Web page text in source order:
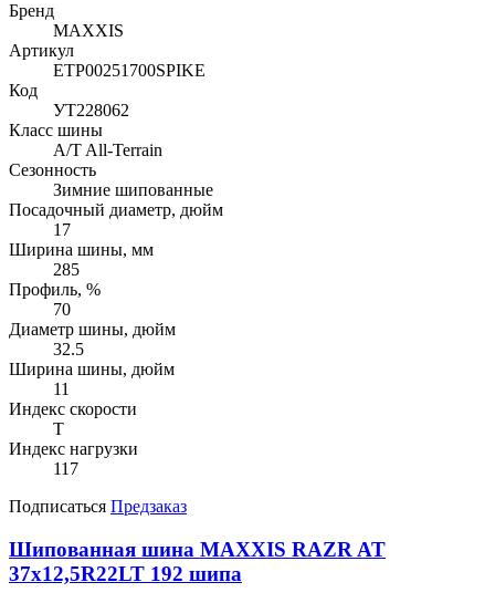
Бренд
MAXXIS
Артикул
ETP00251700SPIKE
Код
УТ228062
Класс шины
A/T All-Terrain
Сезонность
Зимние шипованные
Посадочный диаметр, дюйм
17
Ширина шины, мм
285
Профиль, %
70
Диаметр шины, дюйм
32.5
Ширина шины, дюйм
11
Индекс скорости
T
Индекс нагрузки
117
Подписаться Предзаказ
Шипованная шина MAXXIS RAZR AT
37x12,5R22LT 192 шипа